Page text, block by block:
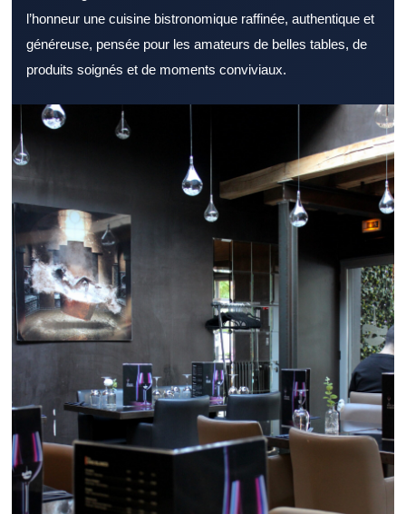
l’honneur une cuisine bistronomique raffinée, authentique et
généreuse, pensée pour les amateurs de belles tables, de
produits soignés et de moments conviviaux.
Choisir un Restaurant Val de Marne adapté à ses envies
demande un minimum de repères. Un Restaurant Val de Marne
intéresse de nombreux gourmands à la recherche d’une bonne
table. La décoration d’un Restaurant Val de Marne joue un rôle
important dans l’accueil ressenti. L’offre d’un Restaurant Val de
Marne devient plus attractive lorsqu’elle reste diversifiée. La
cuisine d’un Restaurant Val de Marne gagne en saveur grâce à
des ingrédients frais. La qualité du service contribue directement
à l’image d’un Restaurant Val de Marne. La proximité des
transports peut renforcer l’intérêt d’un Restaurant Val de Marne.
Un Restaurant Val de Marne adapté au déjeuner facilite les
pauses repas. En soirée, un Restaurant Val de Marne
confortable devient un cadre parfait pour partager. Le cadre
professionnel peut très bien s’accorder avec un Restaurant Val
de Marne de qualité. Un Restaurant Val de Marne compétitif
séduit par la justesse de son offre. Les spécialités proposées
par un Restaurant Val de Marne peuvent créer une vraie identité.
Un Restaurant Val de Marne sérieux veille à maintenir le même
niveau d’exigence. Les notes et commentaires offrent un aperçu
concret d’un Restaurant Val de Marne. Un Restaurant Val de
Marne peut valoriser des recettes du terroir comme des
inspirations actuelles. Une réservation préalable reste souvent
utile pour un Restaurant Val de Marne demandé. Le confort
familial constitue un atout supplémentaire pour un Restaurant Val